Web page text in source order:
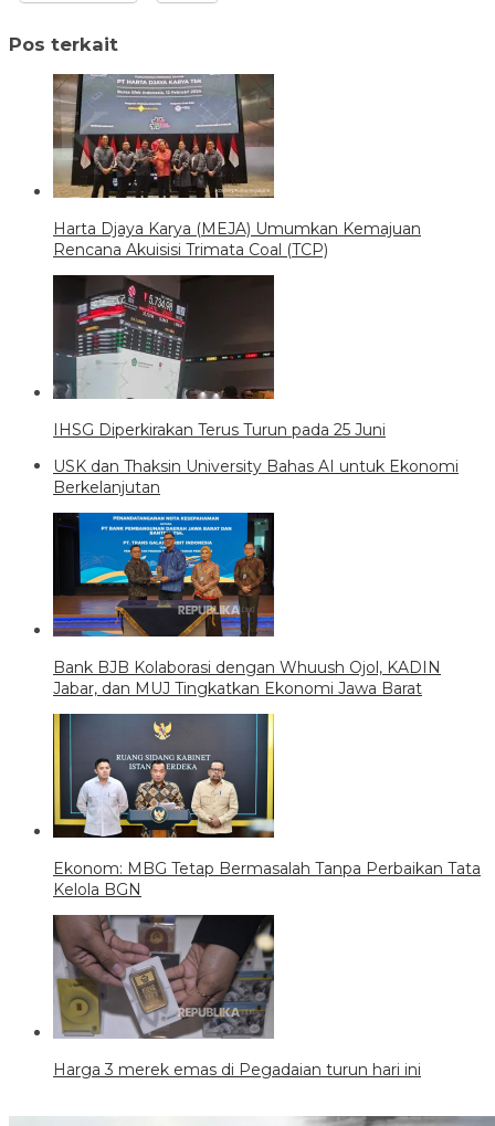
Pos terkait
Harta Djaya Karya (MEJA) Umumkan Kemajuan
Rencana Akuisisi Trimata Coal (TCP)
IHSG Diperkirakan Terus Turun pada 25 Juni
USK dan Thaksin University Bahas AI untuk Ekonomi
Berkelanjutan
Bank BJB Kolaborasi dengan Whuush Ojol, KADIN
Jabar, dan MUJ Tingkatkan Ekonomi Jawa Barat
Ekonom: MBG Tetap Bermasalah Tanpa Perbaikan Tata
Kelola BGN
Harga 3 merek emas di Pegadaian turun hari ini